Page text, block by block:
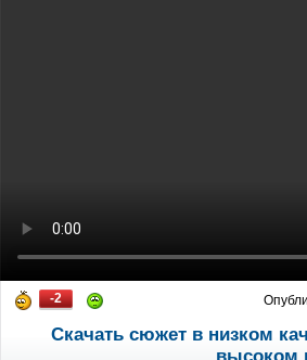
-2
Скачать сюжет в низком